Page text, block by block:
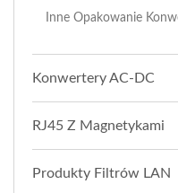
Inne Opakowanie
Konwertery AC-DC
RJ45 Z Magnetykami
Produkty Filtrów LAN